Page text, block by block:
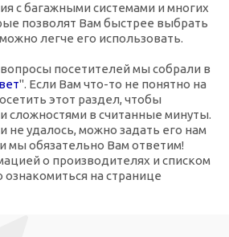
с багажными системами и многих
позволят Вам быстрее выбрать
легче его использовать.
посетителей мы собрали в
". Если Вам что-то не понятно на
этот раздел, чтобы
сложностями в считанные минуты.
не удалось, можно задать его нам
мы обязательно Вам ответим!
о производителях и списком
на странице